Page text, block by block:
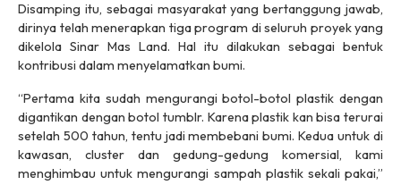
Disamping itu, sebagai masyarakat yang bertanggung jawab,
dirinya telah menerapkan tiga program di seluruh proyek yang
dikelola Sinar Mas Land. Hal itu dilakukan sebagai bentuk
kontribusi dalam menyelamatkan bumi.
“Pertama kita sudah mengurangi botol-botol plastik dengan
digantikan dengan botol tumblr. Karena plastik kan bisa terurai
setelah 500 tahun, tentu jadi membebani bumi. Kedua untuk di
kawasan, cluster dan gedung-gedung komersial, kami
menghimbau untuk mengurangi sampah plastik sekali pakai,”